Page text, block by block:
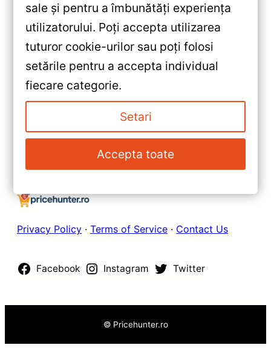
«Navigație Auto MOSS M2 9″ IPS
Octa-core 1.6GHz 4+32GB
pentru Land Rover Freelander 3
(2005-2009) cu Android 10, 4G
și Bluetooth 5.1
»
Navigație Auto MOSS M2
pentru Kia Niro 2016-2019 –
Android 10, Display IPS 9’’ și
Performanță Octa-core
Privacy Policy · Terms of Service · Contact Us
Facebook Instagram Twitter
© Pricehunter.ro
sale și pentru a îmbunătăți experiența
utilizatorului. Poți accepta utilizarea
tuturor cookie-urilor sau poți folosi
setările pentru a accepta individual
fiecare categorie.
Setari
Accepta toate